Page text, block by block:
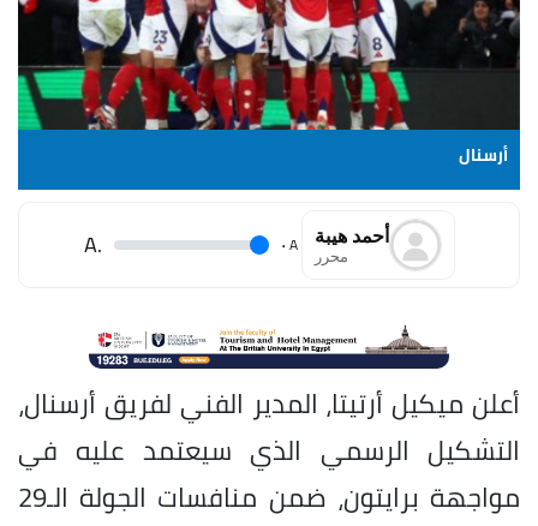
أرسنال
أحمد هيبة
محرر A
.
.A
أعلن ميكيل أرتيتا، المدير الفني لفريق أرسنال،
التشكيل الرسمي الذي سيعتمد عليه في
مواجهة برايتون، ضمن منافسات الجولة الـ29